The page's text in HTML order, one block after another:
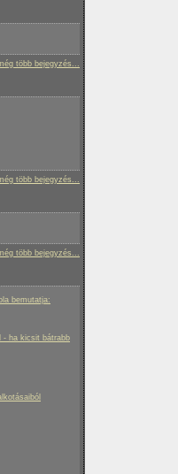
több bejegyzés...
több bejegyzés...
több bejegyzés...
bemutatja:
- ha kicsit bátrabb